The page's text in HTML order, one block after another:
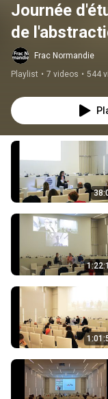
Journée
de
Frac Normandie
Playlist • 7 videos • 544